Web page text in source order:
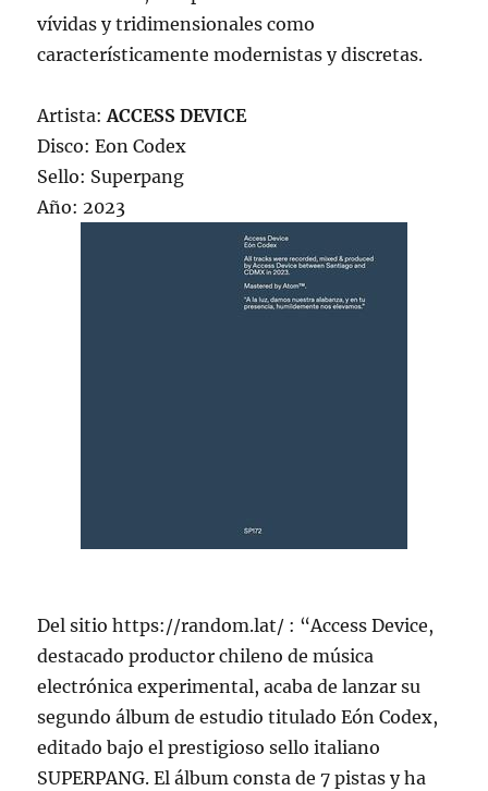
vívidas y tridimensionales como
característicamente modernistas y discretas.
Artista:ACCESS DEVICE
Disco: Eon Codex
Sello: Superpang
Año: 2023
Del sitio https://random.lat/ : “Access Device,
destacado productor chileno de música
electrónica experimental, acaba de lanzar su
segundo álbum de estudio titulado Eón Codex,
editado bajo el prestigioso sello italiano
SUPERPANG. El álbum consta de 7 pistas y ha